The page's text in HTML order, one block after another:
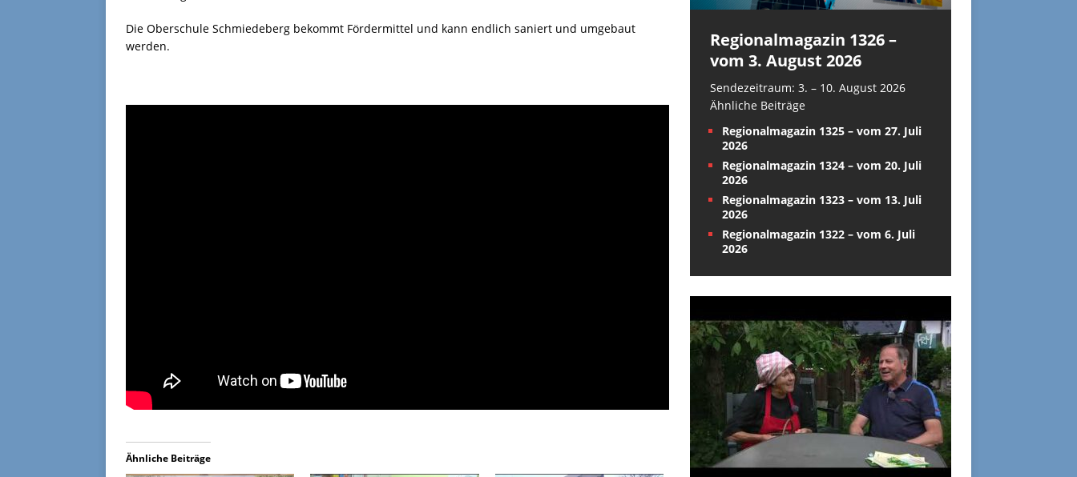
Die Oberschule Schmiedeberg bekommt Fördermittel und kann endlich saniert und umgebaut
werden.
Ähnliche Beiträge
Regionalmagazin 1326 –
vom 3. August 2026
Sendezeitraum: 3. – 10. August 2026
Ähnliche Beiträge
Regionalmagazin 1325 – vom 27. Juli
2026
Regionalmagazin 1324 – vom 20. Juli
2026
Regionalmagazin 1323 – vom 13. Juli
2026
Regionalmagazin 1322 – vom 6. Juli
2026